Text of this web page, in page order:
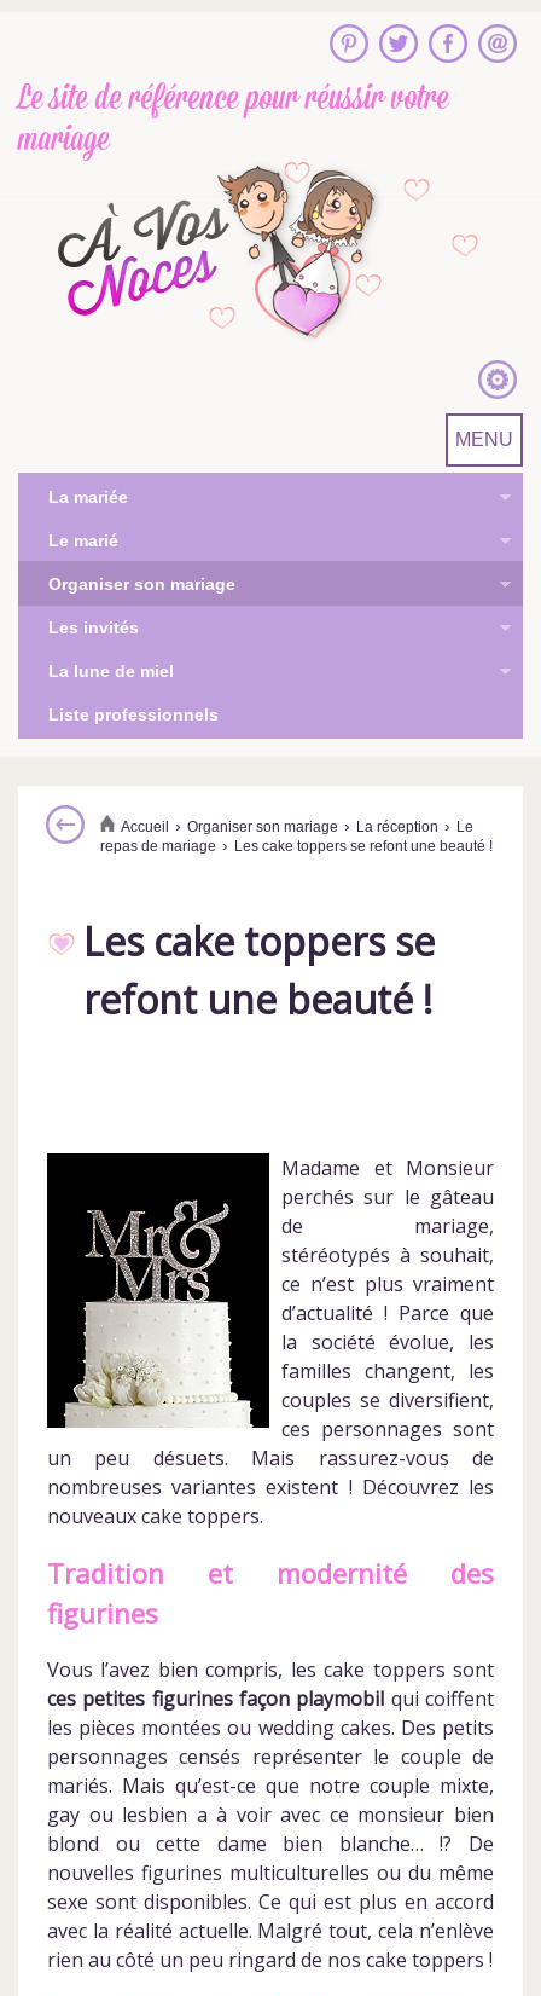
Le site de référencepour réussir votre
mariage
MENU
La mariée
Le marié
Organiser son mariage
Les invités
La lune de miel
Liste professionnels
Accueil › Organiser son mariage › La réception › Le
repas de mariage › Les cake toppers se refont une beauté !
Les cake toppers se
refont une beauté !
Madame et Monsieur
perchés sur le gâteau
de mariage,
stéréotypés à souhait,
ce n’est plus vraiment
d’actualité ! Parce que
la société évolue, les
familles changent, les
couples se diversifient,
ces personnages sont
un peu désuets. Mais rassurez-vous de
nombreuses variantes existent ! Découvrez les
nouveaux cake toppers.
Tradition et modernité des
figurines
Vous l’avez bien compris, les cake toppers sont
ces petites figurines façon playmobil qui coiffent
les pièces montées ou wedding cakes. Des petits
personnages censés représenter le couple de
mariés. Mais qu’est-ce que notre couple mixte,
gay ou lesbien a à voir avec ce monsieur bien
blond ou cette dame bien blanche… !? De
nouvelles figurines multiculturelles ou du même
sexe sont disponibles. Ce qui est plus en accord
avec la réalité actuelle. Malgré tout, cela n’enlève
rien au côté un peu ringard de nos cake toppers !